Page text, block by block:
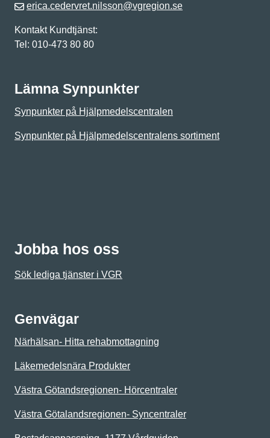
erica.cedervret.nilsson@vgregion.se
Kontakt Kundtjänst:
Tel: 010-473 80 80
Lämna Synpunkter
Synpunkter på Hjälpmedelscentralen
Synpunkter på Hjälpmedelscentralens sortiment
Jobba hos oss
Sök lediga tjänster i VGR
Genvägar
Närhälsan- Hitta rehabmottagning
Läkemedelsnära Produkter
Västra Götandsregionen- Hörcentraler
Västra Götalandsregionen- Syncentraler